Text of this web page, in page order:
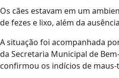
Os cães estavam em um
de fezes e lixo, além da
A situação foi acompanhada
da Secretaria Municipal de
confirmou os indícios de